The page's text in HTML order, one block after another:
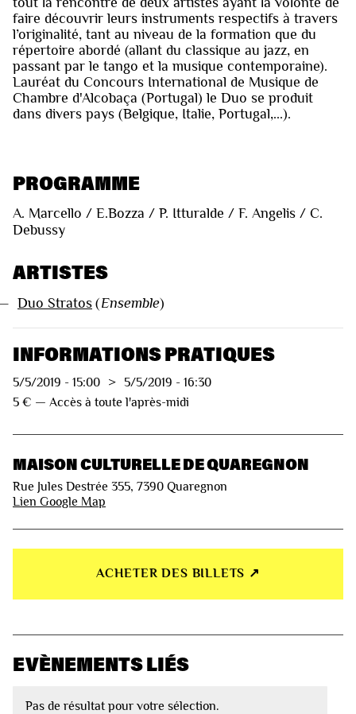
faire découvrir leurs instruments respectifs à travers
l’originalité, tant au niveau de la formation que du
répertoire abordé (allant du classique au jazz, en
passant par le tango et la musique contemporaine).
Lauréat du Concours International de Musique de
Chambre d'Alcobaça (Portugal) le Duo se produit
dans divers pays (Belgique, Italie, Portugal,...).
PROGRAMME
A. Marcello / E.Bozza / P. Itturalde / F. Angelis / C.
Debussy
ARTISTES
Duo Stratos (Ensemble)
INFORMATIONS PRATIQUES
5/5/2019 - 15:00 > 5/5/2019 - 16:30
5 € — Accès à toute l'après-midi
MAISON CULTURELLE DE QUAREGNON
Rue Jules Destrée 355, 7390 Quaregnon
Lien Google Map
ACHETER DES BILLETS ↗︎
EVÈNEMENTS LIÉS
Pas de résultat pour votre sélection.